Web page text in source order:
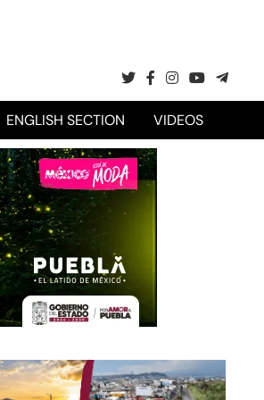
ENGLISH SECTION VIDEOS